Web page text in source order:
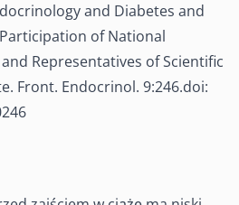
and Diabetes and
of National
Representatives of Scientific
Front. Endocrinol. 9:246.doi: